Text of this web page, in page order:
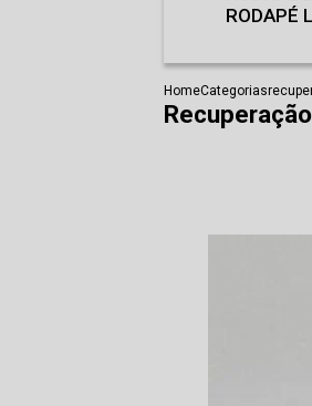
HomeCategorias